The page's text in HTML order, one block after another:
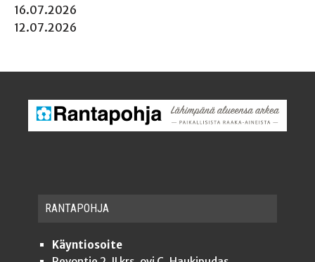
16.07.2026
12.07.2026
RAN­TA­POH­JA
Käyntiosoite